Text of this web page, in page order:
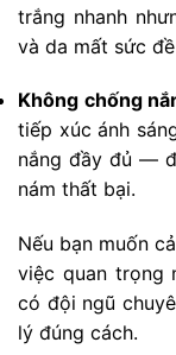
trắng nhanh
và da mất sức
Không chống
tiếp xúc ánh
nắng đầy đủ —
nám thất bại.
Nếu bạn muốn
việc quan trọng
có đội ngũ
lý đúng cách.